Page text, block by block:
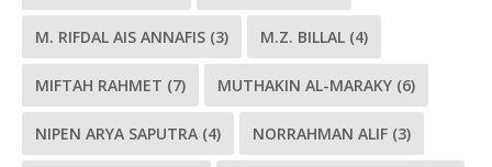
M. RIFDAL AIS ANNAFIS (3) M.Z. BILLAL (4)
MIFTAH RAHMET (7) MUTHAKIN AL-MARAKY (6)
NIPEN ARYA SAPUTRA (4) NORRAHMAN ALIF (3)